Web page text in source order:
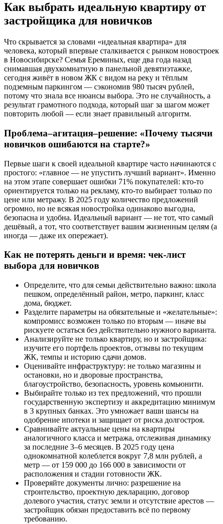
Как выбрать идеальную квартиру от
застройщика для новичков
Что скрывается за словами «идеальная квартира» для
человека, который впервые сталкивается с рынком новостроек
в Новосибирске? Семья Ереминых, еще два года назад
снимавшая двухкомнатную в панельной девятиэтажке,
сегодня живёт в новом ЖК с видом на реку и тёплым
подземным паркингом — сэкономив 980 тысяч рублей,
потому что знала все нюансы выбора. Это не случайность, а
результат грамотного подхода, который шаг за шагом может
повторить любой — если знает правильный алгоритм.
Проблема–агитация–решение: «Почему тысячи
новичков ошибаются на старте?»
Первые шаги к своей идеальной квартире часто начинаются с
простого: «главное — не упустить лучший вариант». Именно
на этом этапе совершает ошибки 71% покупателей: кто-то
ориентируется только на рекламу, кто-то выбирает только по
цене или метражу. В 2025 году количество предложений
огромно, но не всякая новостройка одинаково выгодна,
безопасна и удобна. Идеальный вариант — не тот, что самый
дешёвый, а тот, что соответствует вашим жизненным целям (а
иногда — даже их опережает).
Как не потерять деньги и время: чек-лист
выбора для новичков
Определите, что для семьи действительно важно: школа
пешком, определённый район, метро, паркинг, класс
дома, бюджет.
Разделите параметры на обязательные и «желательные»:
компромисс возможен только по вторым — иначе вы
рискуете остаться без действительно нужного варианта.
Анализируйте не только квартиру, но и застройщика:
изучите его портфель проектов, отзывы по текущим
ЖК, темпы и историю сдачи домов.
Оценивайте инфраструктуру: не только магазины и
остановки, но и дворовые пространства,
благоустройство, безопасность, уровень комьюнити.
Выбирайте только из тех предложений, что прошли
государственную экспертизу и аккредитацию минимум
в 3 крупных банках. Это умножает ваши шансы на
одобрение ипотеки и защищает от риска долгостроя.
Сравнивайте актуальные цены на квартиры
аналогичного класса и метража, отслеживая динамику
за последние 3–6 месяцев. В 2025 году цена
однокомнатной колеблется вокруг 7,8 млн рублей, а
метр — от 159 000 до 166 000 в зависимости от
расположения и стадии готовности ЖК.
Проверяйте документы лично: разрешение на
строительство, проектную декларацию, договор
долевого участия, статус земли и отсутствие арестов —
застройщик обязан предоставить всё по первому
требованию.